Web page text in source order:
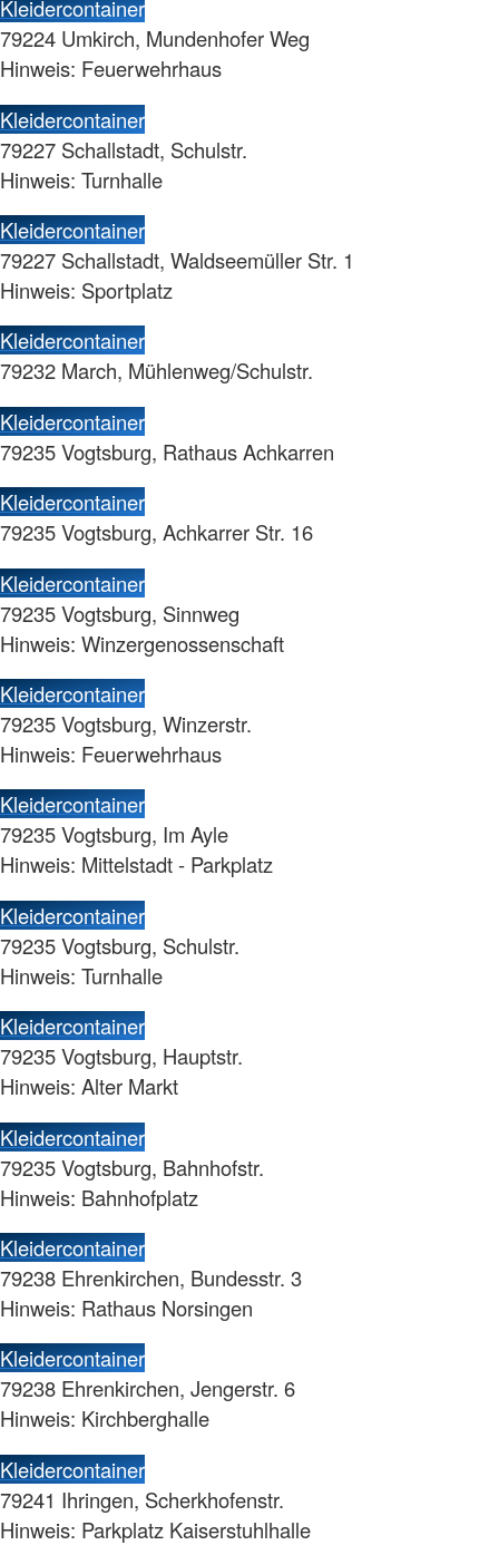
Kleidercontainer
79224 Umkirch, Mundenhofer Weg
Hinweis: Feuerwehrhaus
Kleidercontainer
79227 Schallstadt, Schulstr.
Hinweis: Turnhalle
Kleidercontainer
79227 Schallstadt, Waldseemüller Str. 1
Hinweis: Sportplatz
Kleidercontainer
79232 March, Mühlenweg/Schulstr.
Kleidercontainer
79235 Vogtsburg, Rathaus Achkarren
Kleidercontainer
79235 Vogtsburg, Achkarrer Str. 16
Kleidercontainer
79235 Vogtsburg, Sinnweg
Hinweis: Winzergenossenschaft
Kleidercontainer
79235 Vogtsburg, Winzerstr.
Hinweis: Feuerwehrhaus
Kleidercontainer
79235 Vogtsburg, Im Ayle
Hinweis: Mittelstadt - Parkplatz
Kleidercontainer
79235 Vogtsburg, Schulstr.
Hinweis: Turnhalle
Kleidercontainer
79235 Vogtsburg, Hauptstr.
Hinweis: Alter Markt
Kleidercontainer
79235 Vogtsburg, Bahnhofstr.
Hinweis: Bahnhofplatz
Kleidercontainer
79238 Ehrenkirchen, Bundesstr. 3
Hinweis: Rathaus Norsingen
Kleidercontainer
79238 Ehrenkirchen, Jengerstr. 6
Hinweis: Kirchberghalle
Kleidercontainer
79241 Ihringen, Scherkhofenstr.
Hinweis: Parkplatz Kaiserstuhlhalle